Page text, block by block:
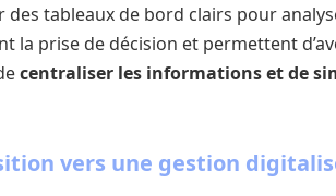
tableaux de bord clairs pour
la prise de décision et permettent
centraliser les informations et de
vers une gestion